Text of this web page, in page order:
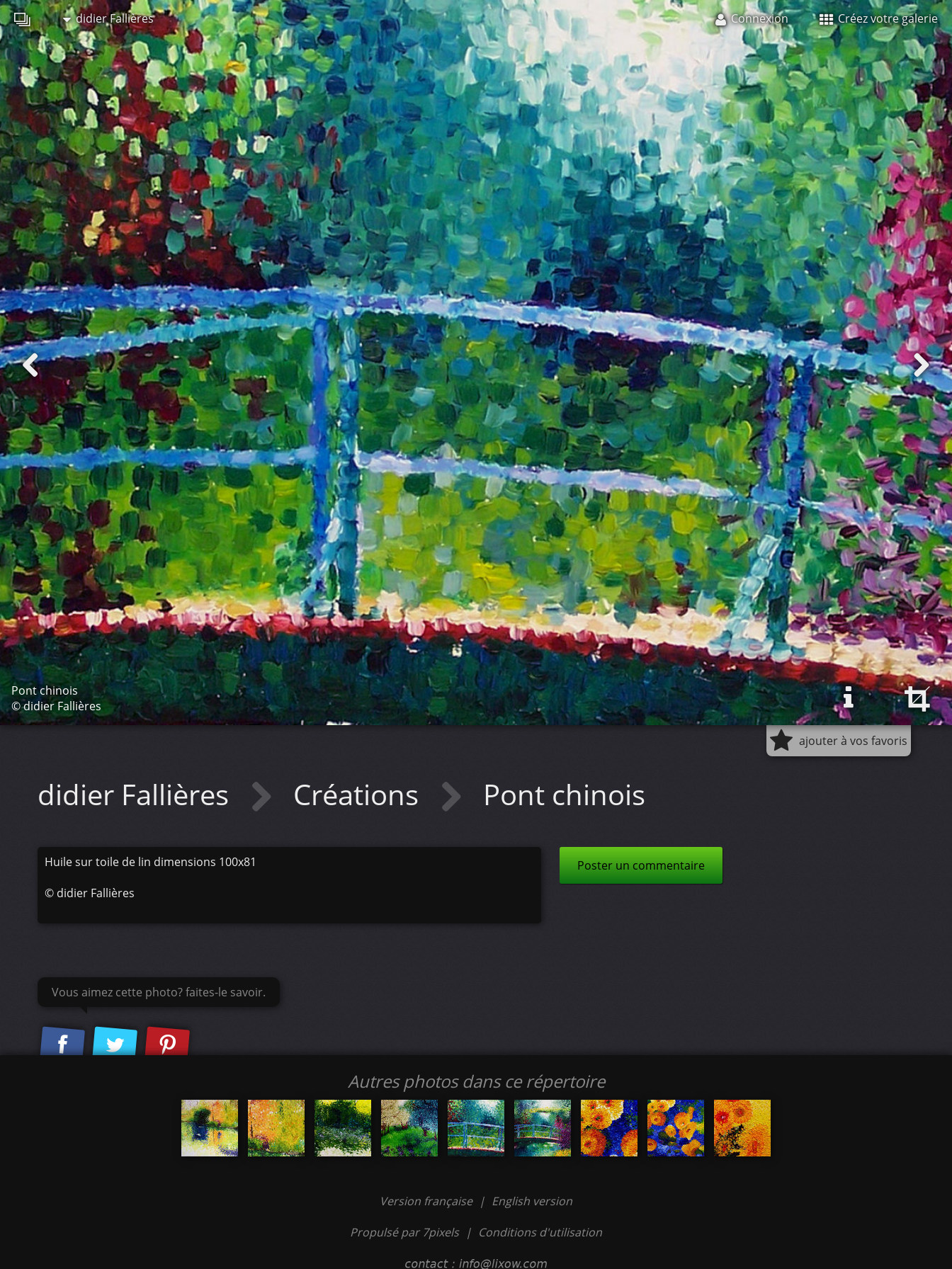
didier Fallières Connexion Créez votre galerie
Pont chinois
© didier Fallières
ajouter à vos favoris
didier Fallières Créations Pont chinois
Huile sur toile de lin dimensions 100x81
© didier Fallières
Poster un commentaire
Vous aimez cette photo? faites-le savoir.
Autres photos dans ce répertoire
Version française | English version
Propulsé par 7pixels | Conditions d'utilisation